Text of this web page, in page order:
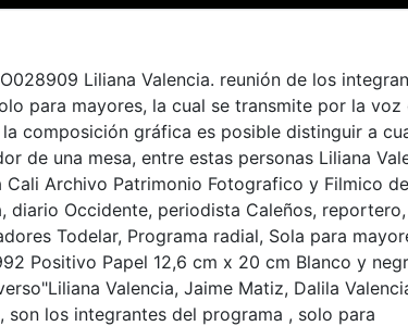
Liliana Valencia. reunión de los
para mayores, la cual se transmite por la voz
la composición gráfica es posible distinguir a
de una mesa, entre estas personas Liliana
Cali Archivo Patrimonio Fotografico y Filmico
diario Occidente, periodista Caleños, reportero,
Todelar, Programa radial, Sola para
Positivo Papel 12,6 cm x 20 cm Blanco y
Valencia, Jaime Matiz, Dalila
son los integrantes del programa , solo para